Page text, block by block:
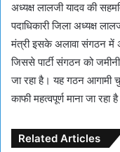
अध्यक्ष लालजी यादव की
पदाधिकारी जिला अध्यक्ष
मंत्री इसके अलावा संगठन में
जिससे पार्टी संगठन को
जा रहा है। यह गठन आगामी
काफी महत्वपूर्ण माना जा रहा
Related Articles